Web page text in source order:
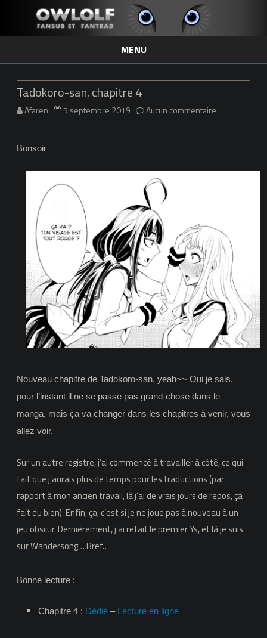
MENU
Skip
to
content
Tadokoro-san, chapitre 4
Afaren 5 septembre 2019 Aucun commentaire
chapitre
Bonsoir
Nouveau chapitre de Tadokoro-san, yeah~~ Oui je sais,
pour l’instant il ne se passe pas grand-chose dans le
manga, mais ça va changer dans les chapitres à venir, vous
allez voir.
Sur un autre registre, j’ai commencé à travailler à côté, ce qui
fait que j’aurais plus de temps pour les traductions (par
rapport à mon ancien travail, là j’ai de vrais jours de repos, ça
fait du bien). Enfin, ça, c’est si je ne joue pas à nouveau à un
jeu obscur. Dernièrement, j’ai refait le premier Ys, et là je suis
sur Wandersong… Bref…
Bonne lecture :
Chapitre 4 : Dédié – Lecture en ligne